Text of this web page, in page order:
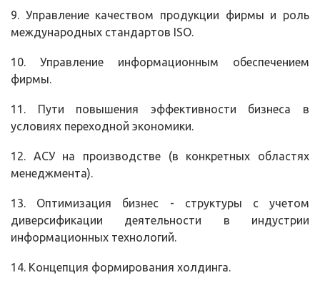
9. Управление качеством продукции фирмы и роль
международных стандартов ISO.
10. Управление информационным обеспечением
фирмы.
11. Пути повышения эффективности бизнеса в
условиях переходной экономики.
12. АСУ на производстве (в конкретных областях
менеджмента).
13. Оптимизация бизнес - структуры с учетом
диверсификации деятельности в индустрии
информационных технологий.
14. Концепция формирования холдинга.